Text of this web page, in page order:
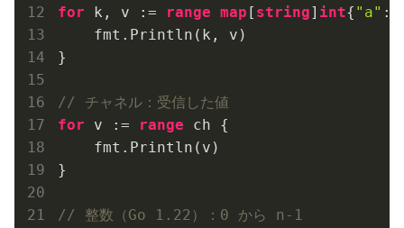
for k, v := range map [ string] int{ "a" :
    fmt.Println(k, v)
}
// チャネル：受信した値
for v := range ch {
    fmt.Println(v)
}
// 整数（Go 1.22）：0 から n-1